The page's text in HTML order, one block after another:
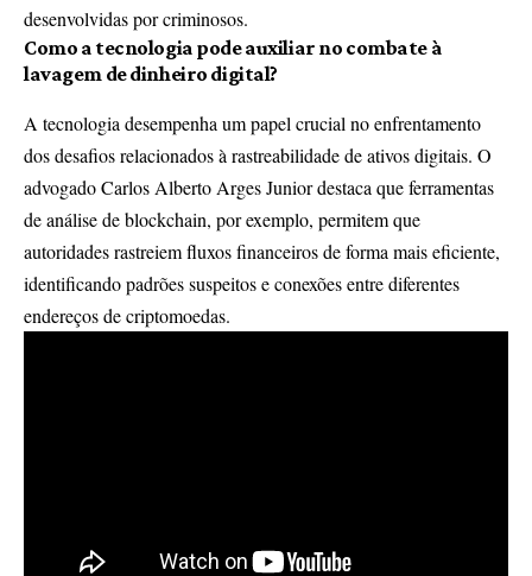
desenvolvidas por criminosos.
Como a tecnologia pode auxiliar no combate à
lavagem de dinheiro digital?
A tecnologia desempenha um papel crucial no enfrentamento
dos desafios relacionados à rastreabilidade de ativos digitais. O
advogado Carlos Alberto Arges Junior destaca que ferramentas
de análise de blockchain, por exemplo, permitem que
autoridades rastreiem fluxos financeiros de forma mais eficiente,
identificando padrões suspeitos e conexões entre diferentes
endereços de criptomoedas.